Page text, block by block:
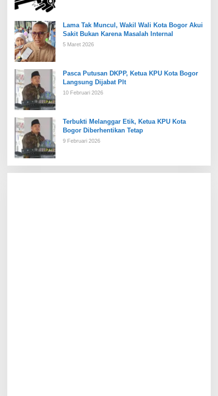
Lama Tak Muncul, Wakil Wali Kota Bogor Akui
Sakit Bukan Karena Masalah Internal
5 Maret 2026
Pasca Putusan DKPP, Ketua KPU Kota Bogor
Langsung Dijabat Plt
10 Februari 2026
Terbukti Melanggar Etik, Ketua KPU Kota
Bogor Diberhentikan Tetap
9 Februari 2026